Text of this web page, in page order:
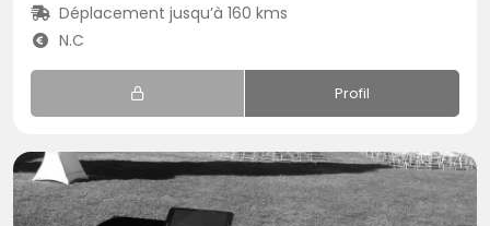
Déplacement jusqu’à 160 kms
N.C
Profil